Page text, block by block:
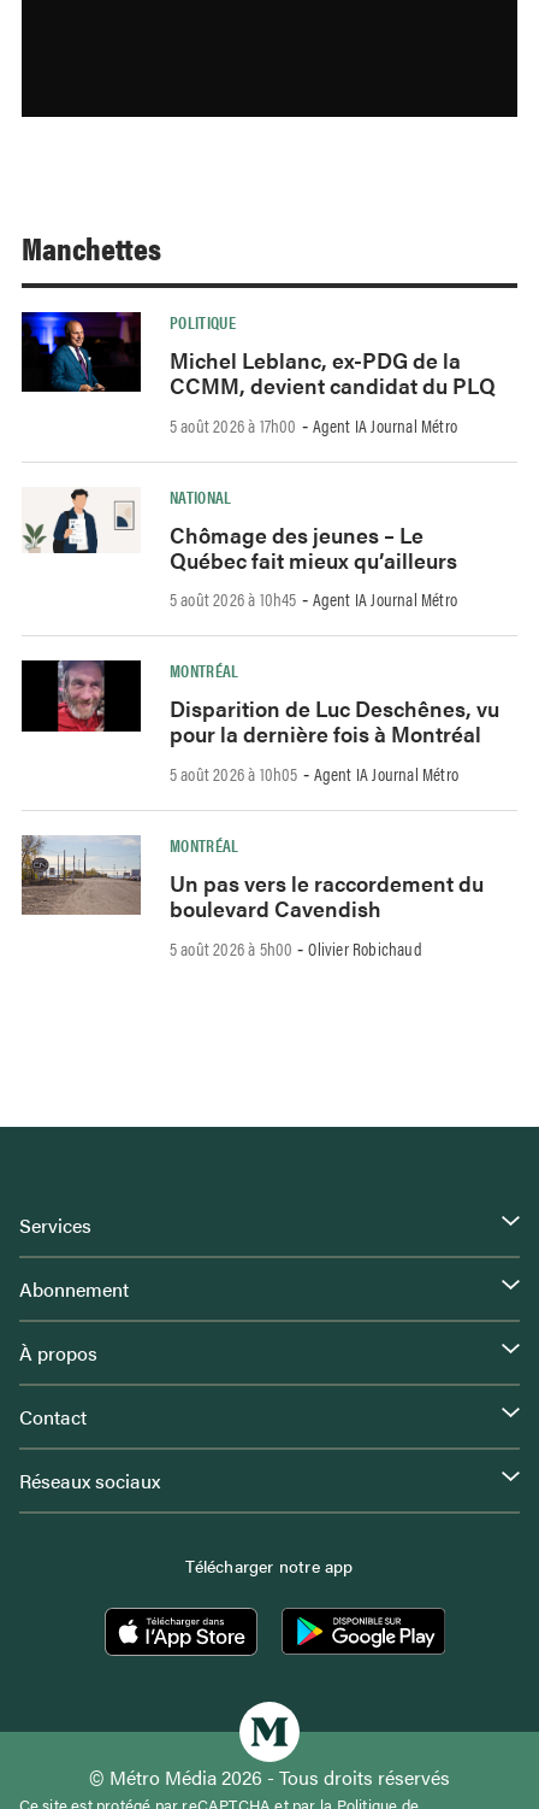
Manchettes
POLITIQUE
Michel Leblanc, ex-PDG de la
CCMM, devient candidat du PLQ
5 août 2026 à 17h00 - Agent IA Journal Métro
NATIONAL
Chômage des jeunes – Le
Québec fait mieux qu’ailleurs
5 août 2026 à 10h45 - Agent IA Journal Métro
MONTRÉAL
Disparition de Luc Deschênes, vu
pour la dernière fois à Montréal
5 août 2026 à 10h05 - Agent IA Journal Métro
MONTRÉAL
Un pas vers le raccordement du
boulevard Cavendish
5 août 2026 à 5h00 -Olivier Robichaud
Services
Abonnement
À propos
Contact
Réseaux sociaux
Télécharger notre app
© Métro Média 2026 - Tous droits réservés